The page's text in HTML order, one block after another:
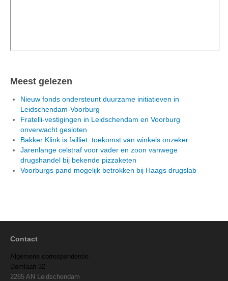
Meest gelezen
Nieuw fonds ondersteunt duurzame initiatieven in
Leidschendam-Voorburg
Fratelli-vestigingen in Leidschendam en Voorburg
onverwacht gesloten
Bakker Klink is failliet: toekomst van winkels onzeker
Jarenlange celstraf voor vader en zoon vanwege
drugshandel bij bekende pizzaketen
Voorburgs pand mogelijk betrokken bij Haags drugslab
Contact
Algemene correspondentie
Damlaan 32
2265 AN Leidschendam